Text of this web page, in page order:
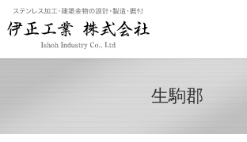
生駒郡